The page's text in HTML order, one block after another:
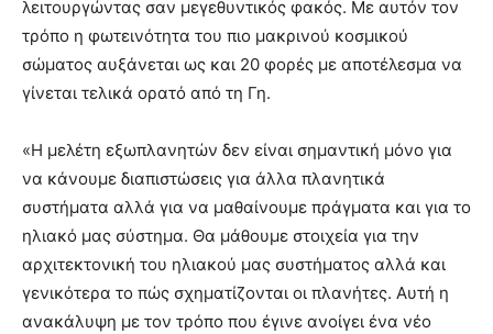
λειτουργώντας σαν μεγεθυντικός φακός. Με αυτόν τον
τρόπο η φωτεινότητα του πιο μακρινού κοσμικού
σώματος αυξάνεται ως και 20 φορές με αποτέλεσμα να
γίνεται τελικά ορατό από τη Γη.
«Η μελέτη εξωπλανητών δεν είναι σημαντική μόνο για
να κάνουμε διαπιστώσεις για άλλα πλανητικά
συστήματα αλλά για να μαθαίνουμε πράγματα και για το
ηλιακό μας σύστημα. Θα μάθουμε στοιχεία για την
αρχιτεκτονική του ηλιακού μας συστήματος αλλά και
γενικότερα το πώς σχηματίζονται οι πλανήτες. Αυτή η
ανακάλυψη με τον τρόπο που έγινε ανοίγει ένα νέο